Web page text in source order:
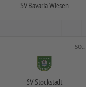
SV Bavaria Wiesen
- -
SO..
SV Stockstadt